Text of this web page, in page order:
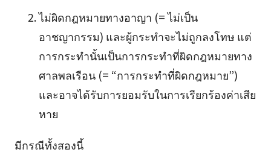
ไม่ผิดกฎหมายทางอาญา (= ไม่เป็น
อาชญากรรม) และผู้กระทำจะไม่ถูกลงโทษ แต่
การกระทำนั้นเป็นการกระทำที่ผิดกฎหมายทาง
ศาลพลเรือน (= “การกระทำที่ผิดกฎหมาย”)
และอาจได้รับการยอมรับในการเรียกร้องค่าเสีย
หาย
มีกรณีทั้งสองนี้